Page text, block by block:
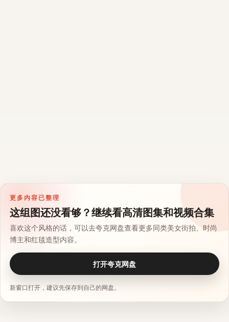
更多内容已整理
这组图还没看够？继续看高清图集和视频合集
喜欢这个风格的话，可以去夸克网盘查看更多同类美女街拍、时尚
博主和红毯造型内容。
打开夸克网盘
新窗口打开，建议先保存到自己的网盘。